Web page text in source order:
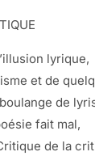
lyrique,
et de
de
fait mal,
de la